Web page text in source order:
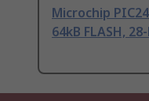
Microchip
64kB FLASH,